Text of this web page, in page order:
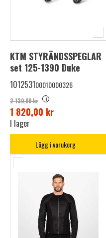
KTM STYRÄNDSSPEGLAR
set 125-1390 Duke
101253100010000326
2 130,00 kr i
1 820,00 kr
I lager
Lägg i varukorg